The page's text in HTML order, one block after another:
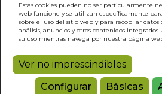
Estas cookies pueden no ser particularmente
web funcione y se utilizan específicamente
sobre el uso del sitio web y para recopilar datos
análisis, anuncios y otros contenidos
su uso mientras navega por nuestra página
Ver no imprescindibles
Configurar
Básicas